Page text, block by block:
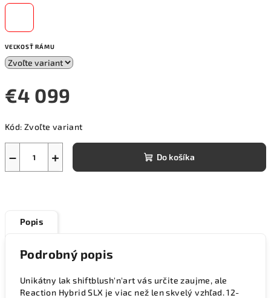
VEĽKOSŤ RÁMU
€4 099
cena:
Kód: Zvoľte variant
+
− Do košíka
Popis
Podrobný popis
Unikátny lak shiftblush'n'art vás určite zaujme, ale
Reaction Hybrid SLX je viac než len skvelý vzhľad. 12-